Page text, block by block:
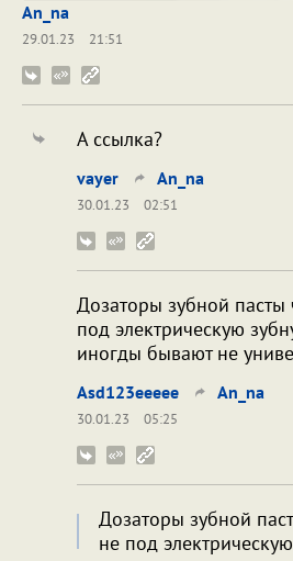
An_na
29.01.23
21:51
А ссылка?
vayer An_na
30.01.23
02:51
Дозаторы зубной пасты
под электрическую
иногды бывают не
Asd123eeeee An_na
30.01.23
05:25
Дозаторы зубной
не под